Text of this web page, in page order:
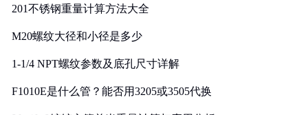
201不锈钢重量计算方法大全
M20螺纹大径和小径是多少
1-1/4 NPT螺纹参数及底孔尺寸详解
F1010E是什么管？能否用3205或3505代换